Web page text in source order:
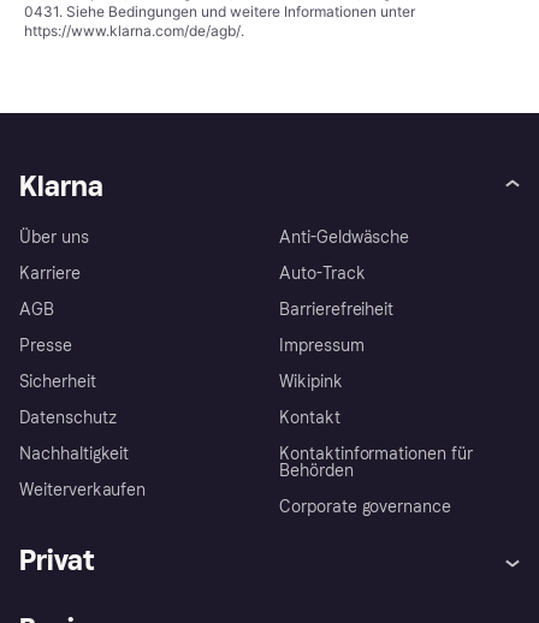
0431. Siehe Bedingungen und weitere Informationen unter
https://www.klarna.com/de/agb/.
Klarna
Über uns
Karriere
AGB
Presse
Sicherheit
Datenschutz
Nachhaltigkeit
Weiterverkaufen
Anti-Geldwäsche
Auto-Track
Barrierefreiheit
Impressum
Wikipink
Kontakt
Kontaktinformationen für
Behörden
Corporate governance
Privat